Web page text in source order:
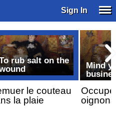
Sign In
rub salt on the
le couteau
la plaie
Mind
oignons